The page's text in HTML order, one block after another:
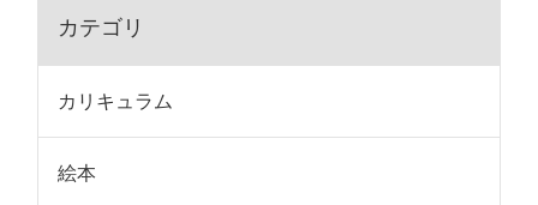
カテゴリ
カリキュラム
絵本